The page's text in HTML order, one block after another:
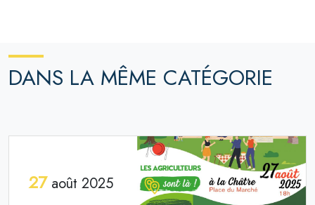
DANS LA MÊME CATÉGORIE
27août 2025